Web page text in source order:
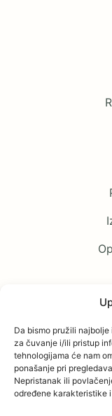
Da bismo pružili
za čuvanje i/ili pristup
tehnologijama će nam
ponašanje pri
Nepristanak ili
određene karakteristike